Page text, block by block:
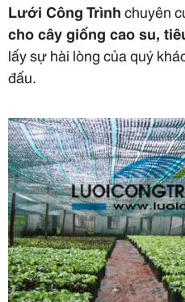
Lưới Công Trìnhchuyên
cho cây giống cao su,
lấy sự hài lòng của quý
đấu.